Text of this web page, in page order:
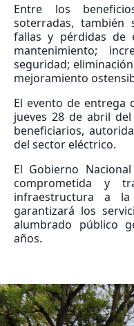
Entre los
soterradas, también
fallas y pérdidas de
mantenimiento;
seguridad;
mejoramiento
El evento de entrega
jueves 28 de abril
beneficiarios,
del sector eléctrico.
El Gobierno
comprometida y
infraestructura a
garantizará los
alumbrado público
años.